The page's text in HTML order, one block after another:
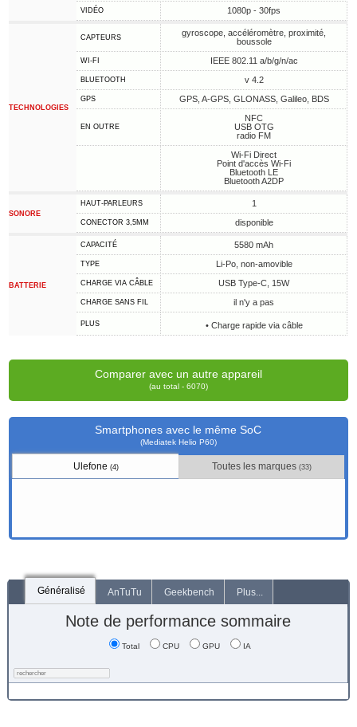
VIDÉO 1080p - 30fps
TECHNOLOGIES
CAPTEURS
gyroscope, accéléromètre, proximité,
boussole
WI-FI IEEE 802.11 a/b/g/n/ac
BLUETOOTH v 4.2
GPS GPS, A-GPS, GLONASS, Galileo, BDS
EN OUTRE
NFC
USB OTG
radio FM
Wi-Fi Direct
Point d'accès Wi-Fi
Bluetooth LE
Bluetooth A2DP
SONORE
HAUT-PARLEURS 1
CONECTOR 3,5MM disponible
BATTERIE
CAPACITÉ 5580 mAh
TYPE Li-Po, non-amovible
CHARGE VIA CÂBLE USB Type-C, 15W
CHARGE SANS FIL il n'y a pas
PLUS • Charge rapide via câble
Comparer avec un autre appareil
(au total - 6070)
Smartphones avec le même SoC
(Mediatek Helio P60)
Ulefone (4) Toutes les marques(33)
Généralisé AnTuTu Geekbench Plus...
Note de performance sommaire
Total CPU GPU IA